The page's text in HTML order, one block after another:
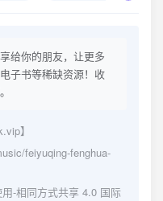
给你的朋友，让更多
子书等稀缺资源！收
】
feiyuqing-fenghua-
-相同方式共享 4.0 国际